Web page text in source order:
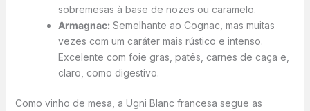
sobremesas à base de nozes ou caramelo.
Armagnac:Semelhante ao Cognac, mas muitas
vezes com um caráter mais rústico e intenso.
Excelente com foie gras, patês, carnes de caça e,
claro, como digestivo.
Como vinho de mesa, a Ugni Blanc francesa segue as